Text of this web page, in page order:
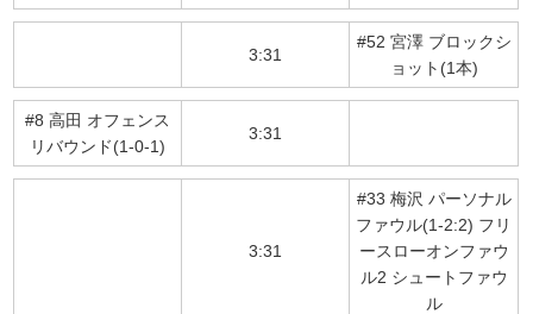
3:31
#52 宮澤 ブロックシ
ョット(1本)
#8 高田 オフェンス
リバウンド(1-0-1)
3:31
3:31
#33 梅沢 パーソナル
ファウル(1-2:2) フリ
ースローオンファウ
ル2 シュートファウ
ル